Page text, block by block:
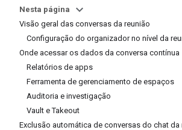
Nesta página
Visão geral das conversas da reunião
Configuração do organizador no nível da
Onde acessar os dados da conversa contínua
Relatórios de apps
Ferramenta de gerenciamento de espaços
Auditoria e investigação
Vault e Takeout
Exclusão automática de conversas do chat da